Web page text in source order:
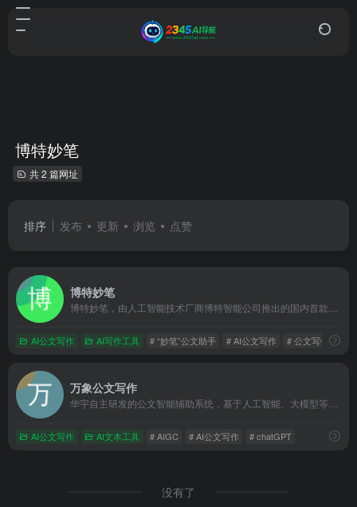
博特妙笔
共 2 篇网址
排序 发布 更新 浏览 点赞
博特妙笔
AI公文写作 AI写作工具 # “妙笔”公文助手 # AI公文写作 # 公文写作AI工具
万象公文写作
AI公文写作 AI文本工具 # AIGC # AI公文写作 # chatGPT
没有了